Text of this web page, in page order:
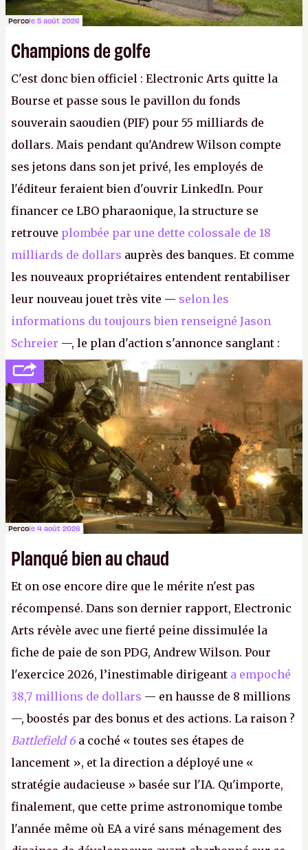
Percole 5 août 2026
Champions de golfe
C'est donc bien officiel : Electronic Arts quitte la
Bourse et passe sous le pavillon du fonds
souverain saoudien (PIF) pour 55 milliards de
dollars. Mais pendant qu'Andrew Wilson compte
ses jetons dans son jet privé, les employés de
l'éditeur feraient bien d'ouvrir LinkedIn. Pour
financer ce LBO pharaonique, la structure se
retrouve plombée par une dette colossale de 18
milliards de dollars auprès des banques. Et comme
les nouveaux propriétaires entendent rentabiliser
leur nouveau jouet très vite — selon les
informations du toujours bien renseigné Jason
Schreier —, le plan d'action s'annonce sanglant :
réductions de coûts drastiques, fermetures de
studios et licenciements massifs. En gros, essorer
FCetBattlefield, puis virer le reste.P.
Percole 4 août 2026
Planqué bien au chaud
Et on ose encore dire que le mérite n'est pas
récompensé. Dans son dernier rapport, Electronic
Arts révèle avec une fierté peine dissimulée la
fiche de paie de son PDG, Andrew Wilson. Pour
l'exercice 2026, l’inestimable dirigeant a empoché
38,7 millions de dollars — en hausse de 8 millions
—, boostés par des bonus et des actions. La raison ?
Battlefield 6 a coché « toutes ses étapes de
lancement », et la direction a déployé une «
stratégie audacieuse » basée sur l'IA. Qu'importe,
finalement, que cette prime astronomique tombe
l'année même où EA a viré sans ménagement des